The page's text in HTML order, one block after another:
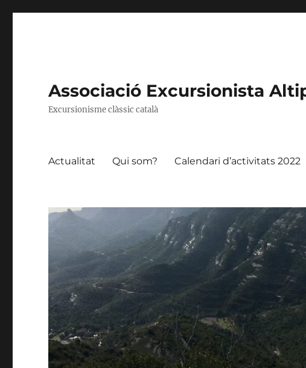
Associació Excursionista
Excursionisme clàssic català
Actualitat Qui som? Calendari d’activitats 2022